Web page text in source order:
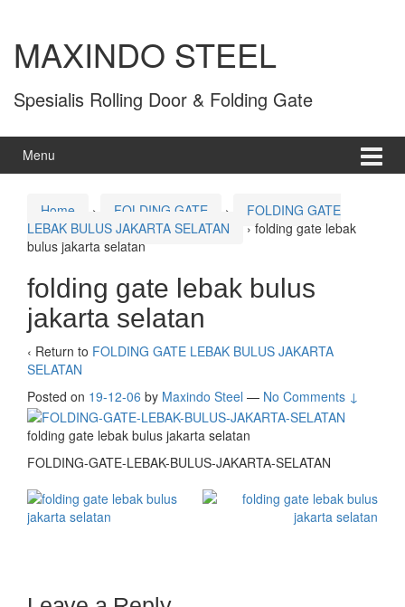
MAXINDO STEEL
Spesialis Rolling Door & Folding Gate
Menu
Home › FOLDING GATE ›
FOLDING GATE
LEBAK BULUS JAKARTA SELATAN
› folding gate lebak
bulus jakarta selatan
folding gate lebak bulus
jakarta selatan
‹ Return to FOLDING GATE LEBAK BULUS JAKARTA
SELATAN
Posted on 19-12-06 by Maxindo Steel — No Comments ↓
folding gate lebak bulus jakarta selatan
FOLDING-GATE-LEBAK-BULUS-JAKARTA-SELATAN